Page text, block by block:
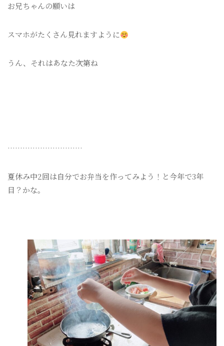
お兄ちゃんの願いは
スマホがたくさん見れますように
うん、それはあなた次第ね
…………………………
夏休み中2回は自分でお弁当を作ってみよう！と今年で3年
目？かな。